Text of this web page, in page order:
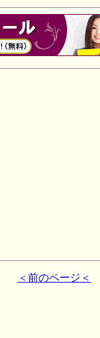
＜前のページ＜